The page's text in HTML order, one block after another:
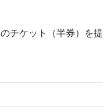
チケット（半券）を提